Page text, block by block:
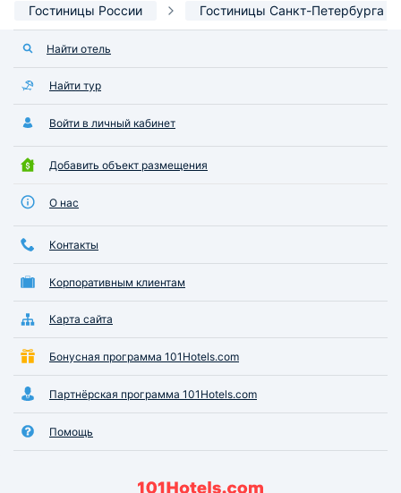
Гостиницы России Гостиницы Санкт-Петербурга
Найти отель
Найти тур
Войти в личный кабинет
Добавить объект размещения
О нас
Контакты
Корпоративным клиентам
Карта сайта
Бонусная программа 101Hotels.com
Партнёрская программа 101Hotels.com
Помощь